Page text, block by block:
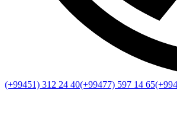
(+99451) 312 24 40(+99477) 597 14 65